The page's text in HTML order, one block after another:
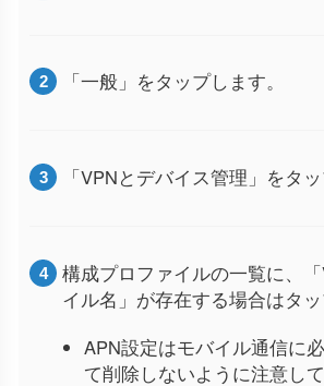
「一般」をタップします。
「VPNとデバイス管理」をタッ
構成プロファイルの一覧に、
イル名」が存在する場合はタッ
APN設定はモバイル通信に
て削除しないように注意して